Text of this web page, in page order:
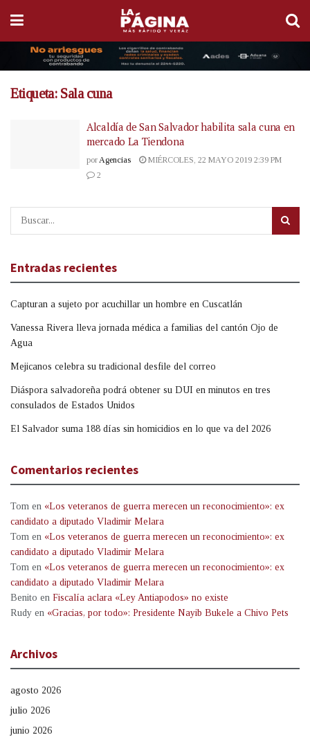
Etiqueta: Sala cuna
Alcaldía de San Salvador habilita sala cuna en
mercado La Tiendona
por Agencias
MIÉRCOLES, 22 MAYO 2019 2:39 PM
2
Entradas recientes
Capturan a sujeto por acuchillar un hombre en Cuscatlán
Vanessa Rivera lleva jornada médica a familias del cantón Ojo de
Agua
Mejicanos celebra su tradicional desfile del correo
Diáspora salvadoreña podrá obtener su DUI en minutos en tres
consulados de Estados Unidos
El Salvador suma 188 días sin homicidios en lo que va del 2026
Comentarios recientes
Tom en «Los veteranos de guerra merecen un reconocimiento»: ex
candidato a diputado Vladimir Melara
Tom en «Los veteranos de guerra merecen un reconocimiento»: ex
candidato a diputado Vladimir Melara
Tom en «Los veteranos de guerra merecen un reconocimiento»: ex
candidato a diputado Vladimir Melara
Benito en Fiscalía aclara «Ley Antiapodos» no existe
Rudy en «Gracias, por todo»: Presidente Nayib Bukele a Chivo Pets
Archivos
agosto 2026
julio 2026
junio 2026